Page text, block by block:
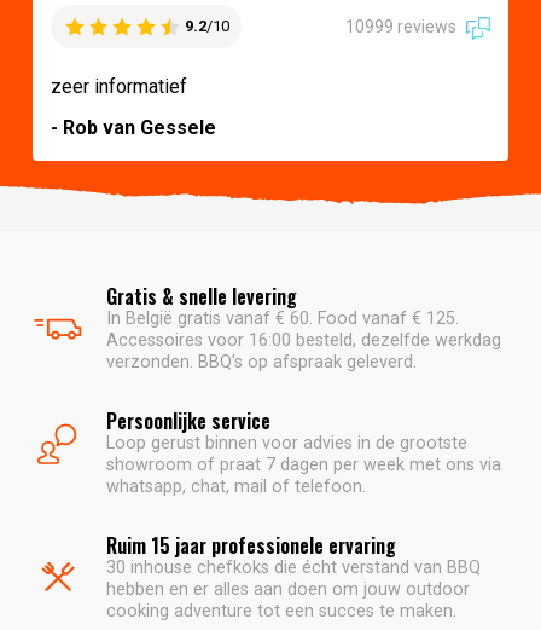
9.2/10 10999 reviews
zeer informatief
- Rob van Gessele
Gratis & snelle levering
In België gratis vanaf € 60. Food vanaf € 125.
Accessoires voor 16:00 besteld, dezelfde werkdag
verzonden. BBQ's op afspraak geleverd.
Persoonlijke service
Loop gerust binnen voor advies in de grootste
showroom of praat 7 dagen per week met ons via
whatsapp, chat, mail of telefoon.
Ruim 15 jaar professionele ervaring
30 inhouse chefkoks die écht verstand van BBQ
hebben en er alles aan doen om jouw outdoor
cooking adventure tot een succes te maken.